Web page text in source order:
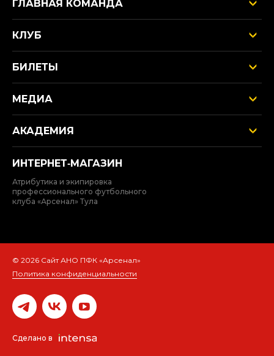
ГЛАВНАЯ КОМАНДА
КЛУБ
БИЛЕТЫ
МЕДИА
АКАДЕМИЯ
ИНТЕРНЕТ‑МАГАЗИН
Атрибутика и экипировка
профессионального футбольного
клуба «Арсенал» Тула
© 2026 Сайт АНО ПФК «Арсенал»
Политика конфиденциальности
Сделано в